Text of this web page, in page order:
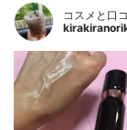
コスメと口